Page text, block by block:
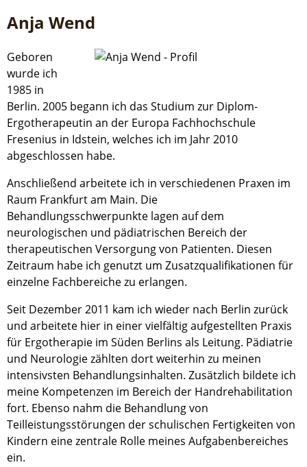
Anja Wend
Geboren
wurde ich
1985 in
Berlin. 2005 begann ich das Studium zur Diplom-
Ergotherapeutin an der Europa Fachhochschule
Fresenius in Idstein, welches ich im Jahr 2010
abgeschlossen habe.
Anschließend arbeitete ich in verschiedenen Praxen im
Raum Frankfurt am Main. Die
Behandlungsschwerpunkte lagen auf dem
neurologischen und pädiatrischen Bereich der
therapeutischen Versorgung von Patienten. Diesen
Zeitraum habe ich genutzt um Zusatzqualifikationen für
einzelne Fachbereiche zu erlangen.
Seit Dezember 2011 kam ich wieder nach Berlin zurück
und arbeitete hier in einer vielfältig aufgestellten Praxis
für Ergotherapie im Süden Berlins als Leitung. Pädiatrie
und Neurologie zählten dort weiterhin zu meinen
intensivsten Behandlungsinhalten. Zusätzlich bildete ich
meine Kompetenzen im Bereich der Handrehabilitation
fort. Ebenso nahm die Behandlung von
Teilleistungsstörungen der schulischen Fertigkeiten von
Kindern eine zentrale Rolle meines Aufgabenbereiches
ein.